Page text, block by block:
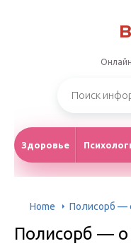
Здоровье
Home Полисорб —
Полисорб — о